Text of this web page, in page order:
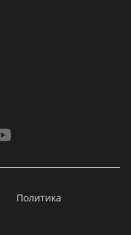
Политика